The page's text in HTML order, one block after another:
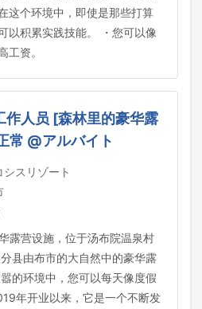
这个环境中，即使是那些打算
以积累实践技能。 ・您可以像
工资。
作人员 [森林里的豪华露
常 @アルバイト
スリゾート
露营设施，位于汤布院温泉村
县由布市的大自然中的豪华露
的环境中，您可以每天像度假
年开业以来，它是一个不断发